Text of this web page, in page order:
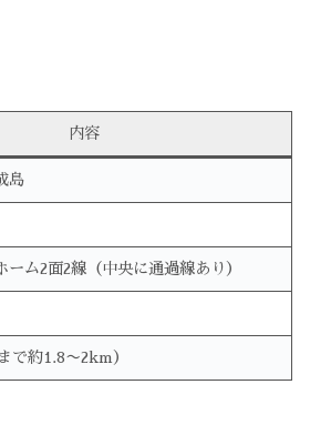
内容
島
ーム2面2線（中央に通過線あり）
で約1.8〜2km）